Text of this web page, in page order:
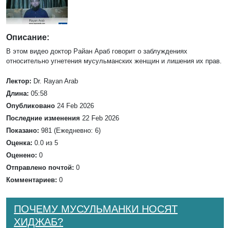
Описание:
В этом видео доктор Райан Араб говорит о заблуждениях
относительно угнетения мусульманских женщин и лишения их прав.
Лектор: Dr. Rayan Arab
Длина: 05:58
Опубликовано 24 Feb 2026
Последние изменения 22 Feb 2026
Показано: 981 (Ежедневно: 6)
Оценка: 0.0 из 5
Оценено: 0
Отправлено почтой: 0
Комментариев: 0
ПОЧЕМУ МУСУЛЬМАНКИ НОСЯТ
ХИДЖАБ?